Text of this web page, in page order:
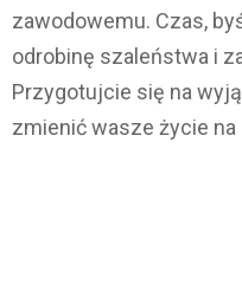
zawodowemu. Czas,
odrobinę szaleństwa i
Przygotujcie się na
zmienić wasze życie na